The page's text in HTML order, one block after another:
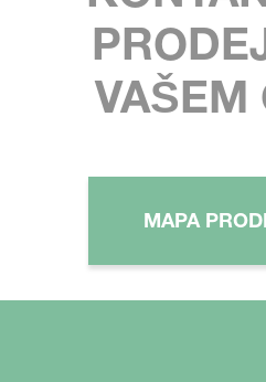
VAŠEM
MAPA